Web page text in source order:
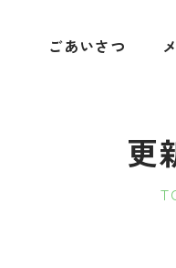
ごあいさつ
更